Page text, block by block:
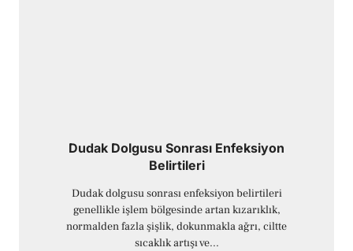
Dudak Dolgusu Sonrası Enfeksiyon
Belirtileri
Dudak dolgusu sonrası enfeksiyon belirtileri
genellikle işlem bölgesinde artan kızarıklık,
normalden fazla şişlik, dokunmakla ağrı, ciltte
sıcaklık artışı ve...